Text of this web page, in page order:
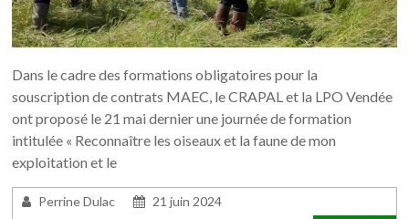
Dans le cadre des formations obligatoires pour la
souscription de contrats MAEC, le CRAPAL et la LPO Vendée
ont proposé le 21 mai dernier une journée de formation
intitulée « Reconnaître les oiseaux et la faune de mon
exploitation et le
Perrine Dulac
21 juin 2024